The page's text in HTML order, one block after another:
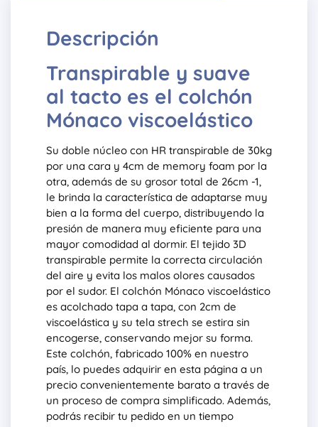
Descripción
Transpirable y suave
al tacto es el colchón
Mónaco viscoelástico
Su doble núcleo con HR transpirable de 30kg
por una cara y 4cm de memory foam por la
otra, además de su grosor total de 26cm -1,
le brinda la característica de adaptarse muy
bien a la forma del cuerpo, distribuyendo la
presión de manera muy eficiente para una
mayor comodidad al dormir. El tejido 3D
transpirable permite la correcta circulación
del aire y evita los malos olores causados
por el sudor. El colchón Mónaco viscoelástico
es acolchado tapa a tapa, con 2cm de
viscoelástica y su tela strech se estira sin
encogerse, conservando mejor su forma.
Este colchón, fabricado 100% en nuestro
país, lo puedes adquirir en esta página a un
precio convenientemente barato a través de
un proceso de compra simplificado. Además,
podrás recibir tu pedido en un tiempo